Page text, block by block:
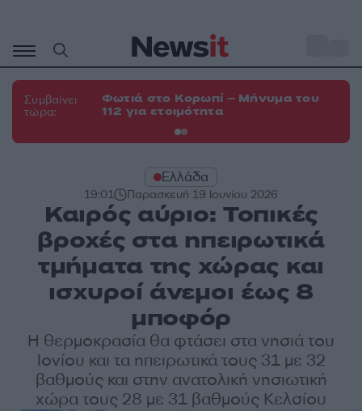
περιεχόμενο
Συμβαίνει
τώρα:
Φωτιά στο Κορωπί – Μήνυμα του
112 για ετοιμότητα
Ελλάδα
19:01 Παρασκευή 19 Ιουνίου 2026
Καιρός αύριο: Τοπικές
βροχές στα ηπειρωτικά
τμήματα της χώρας και
ισχυροί άνεμοι έως 8
μποφόρ
Η θερμοκρασία θα φτάσει στα νησιά του
Ιονίου και τα ηπειρωτικά τους 31 με 32
βαθμούς και στην ανατολική νησιωτική
χώρα τους 28 με 31 βαθμούς Κελσίου